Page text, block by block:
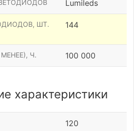
Lumileds
ШТ. 144
Ч. 100 000
характеристики
120